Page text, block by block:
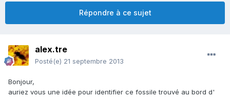
Répondre à ce sujet
alex.tre
Posté(e) 21 septembre 2013
Bonjour,
auriez vous une idée pour identifier ce fossile trouvé au bord d'